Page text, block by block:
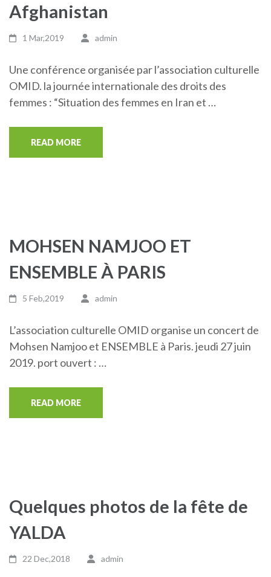
Afghanistan
1 Mar,2019 admin
Une conférence organisée par l’association culturelle
OMID. la journée internationale des droits des
femmes : “Situation des femmes en Iran et …
READ MORE
MOHSEN NAMJOO ET
ENSEMBLE À PARIS
5 Feb,2019 admin
L’association culturelle OMID organise un concert de
Mohsen Namjoo et ENSEMBLE à Paris. jeudi 27 juin
2019. port ouvert : …
READ MORE
Quelques photos de la fête de
YALDA
22 Dec,2018 admin